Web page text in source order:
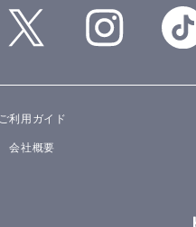
ご利用ガイド
会社概要